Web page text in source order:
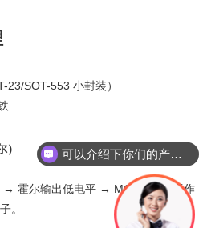
23/SOT-553 小封装）
→ 霍尔输出低电平 → MCU 识别 “工作
。
可以介绍下你们的产品么？